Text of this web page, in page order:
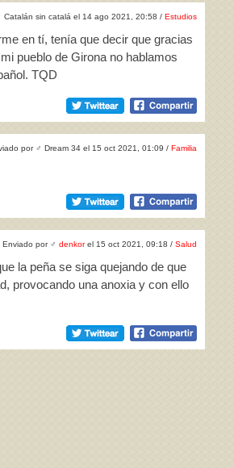
Catalán sin catalá el 14 ago 2021, 20:58 / Estudios
en tí, tenía que decir que gracias
pueblo de Girona no hablamos
TQD
por ♂ Dream 34 el 15 oct 2021, 01:09 / Familia
Enviado por ♂ denkorel 15 oct 2021, 09:18 / Salud
la peña se siga quejando de que
provocando una anoxia y con ello